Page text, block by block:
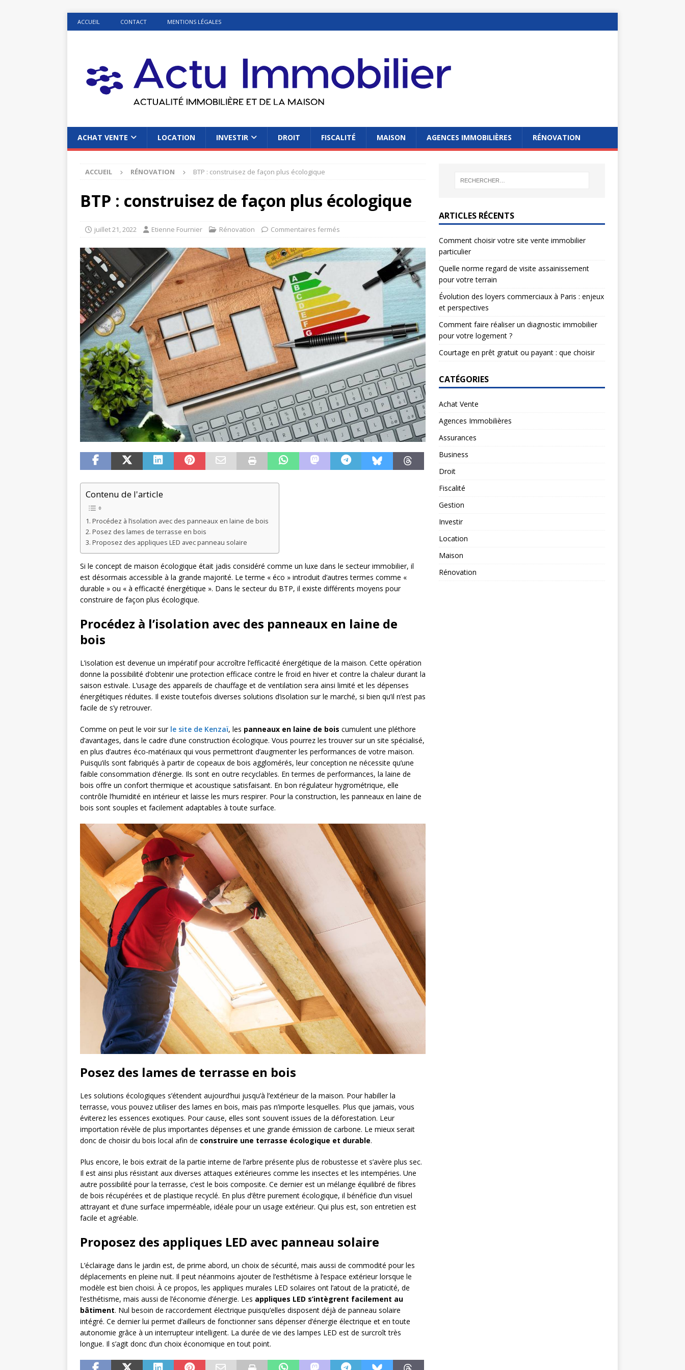
ACCUEIL CONTACT MENTIONS LÉGALES
ACHAT VENTE LOCATION INVESTIR DROIT FISCALITÉ MAISON AGENCES IMMOBILIÈRES RÉNOVATION
ACCUEIL RÉNOVATION BTP : construisez de façon plus écologique
BTP : construisez de façon plus écologique
juillet 21, 2022 Etienne Fournier Rénovation Commentaires fermés
Contenu de l'article
Procédez à l’isolation avec des panneaux en laine de bois
Posez des lames de terrasse en bois
Proposez des appliques LED avec panneau solaire
Si le concept de maison écologique était jadis considéré comme un luxe dans le secteur immobilier, il
est désormais accessible à la grande majorité. Le terme « éco » introduit d’autres termes comme «
durable » ou « à efficacité énergétique ». Dans le secteur du BTP, il existe différents moyens pour
construire de façon plus écologique.
Procédez à l’isolation avec des panneaux en laine de
bois
L’isolation est devenue un impératif pour accroître l’efficacité énergétique de la maison. Cette opération
donne la possibilité d’obtenir une protection efficace contre le froid en hiver et contre la chaleur durant la
saison estivale. L’usage des appareils de chauffage et de ventilation sera ainsi limité et les dépenses
énergétiques réduites. Il existe toutefois diverses solutions d’isolation sur le marché, si bien qu’il n’est pas
facile de s’y retrouver.
Comme on peut le voir sur le site de Kenzaï, les panneaux en laine de bois cumulent une pléthore
d’avantages, dans le cadre d’une construction écologique. Vous pourrez les trouver sur un site spécialisé,
en plus d’autres éco-matériaux qui vous permettront d’augmenter les performances de votre maison.
Puisqu’ils sont fabriqués à partir de copeaux de bois agglomérés, leur conception ne nécessite qu’une
faible consommation d’énergie. Ils sont en outre recyclables. En termes de performances, la laine de
bois offre un confort thermique et acoustique satisfaisant. En bon régulateur hygrométrique, elle
contrôle l’humidité en intérieur et laisse les murs respirer. Pour la construction, les panneaux en laine de
bois sont souples et facilement adaptables à toute surface.
Posez des lames de terrasse en bois
Les solutions écologiques s’étendent aujourd’hui jusqu’à l’extérieur de la maison. Pour habiller la
terrasse, vous pouvez utiliser des lames en bois, mais pas n’importe lesquelles. Plus que jamais, vous
éviterez les essences exotiques. Pour cause, elles sont souvent issues de la déforestation. Leur
importation révèle de plus importantes dépenses et une grande émission de carbone. Le mieux serait
donc de choisir du bois local afin de construire une terrasse écologique et durable.
Plus encore, le bois extrait de la partie interne de l’arbre présente plus de robustesse et s’avère plus sec.
Il est ainsi plus résistant aux diverses attaques extérieures comme les insectes et les intempéries. Une
autre possibilité pour la terrasse, c’est le bois composite. Ce dernier est un mélange équilibré de fibres
de bois récupérées et de plastique recyclé. En plus d’être purement écologique, il bénéficie d’un visuel
attrayant et d’une surface imperméable, idéale pour un usage extérieur. Qui plus est, son entretien est
facile et agréable.
Proposez des appliques LED avec panneau solaire
L’éclairage dans le jardin est, de prime abord, un choix de sécurité, mais aussi de commodité pour les
déplacements en pleine nuit. Il peut néanmoins ajouter de l’esthétisme à l’espace extérieur lorsque le
modèle est bien choisi. À ce propos, les appliques murales LED solaires ont l’atout de la praticité, de
l’esthétisme, mais aussi de l’économie d’énergie. Les appliques LED s’intègrent facilement au
bâtiment. Nul besoin de raccordement électrique puisqu’elles disposent déjà de panneau solaire
intégré. Ce dernier lui permet d’ailleurs de fonctionner sans dépenser d’énergie électrique et en toute
autonomie grâce à un interrupteur intelligent. La durée de vie des lampes LED est de surcroît très
longue. Il s’agit donc d’un choix économique en tout point.
ARTICLES RÉCENTS
Comment choisir votre site vente immobilier
particulier
Quelle norme regard de visite assainissement
pour votre terrain
Évolution des loyers commerciaux à Paris : enjeux
et perspectives
Comment faire réaliser un diagnostic immobilier
pour votre logement ?
Courtage en prêt gratuit ou payant : que choisir
CATÉGORIES
Achat Vente
Agences Immobilières
Assurances
Business
Droit
Fiscalité
Gestion
Investir
Location
Maison
Rénovation